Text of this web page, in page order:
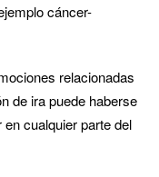
cáncer-
relacionadas
de ira puede haberse
cualquier parte del